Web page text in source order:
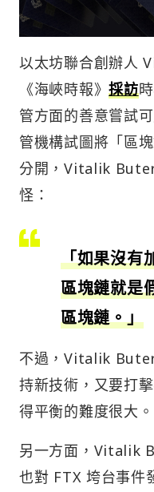
以太坊聯合創辦人
《海峽時報》採訪
管方面的善意嘗試
管機構試圖將「區
分開，Vitalik
怪：
「如果沒有
區塊鏈就是
區塊鏈。」
不過，Vitalik
持新技術，又要打
得平衡的難度很大。
另一方面，Vitalik
也對 FTX 垮台事件